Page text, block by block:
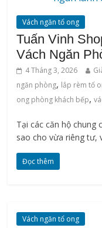
Vách ngăn tổ ong
Tuấn Vinh
Vách Ngăn
4 Tháng 3, 2026
ngăn phòng, lắp rèm tổ
ong phòng khách bếp,
Tại các căn hộ chung
sao cho vừa riêng tư,
Đọc thêm
Vách ngăn tổ ong